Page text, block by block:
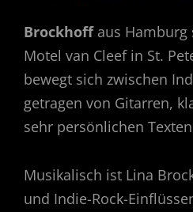
Brockhoffaus Hamburg
Motel van Cleef in St.
bewegt sich zwischen
getragen von Gitarren,
sehr persönlichen
Musikalisch ist Lina
und Indie-Rock-